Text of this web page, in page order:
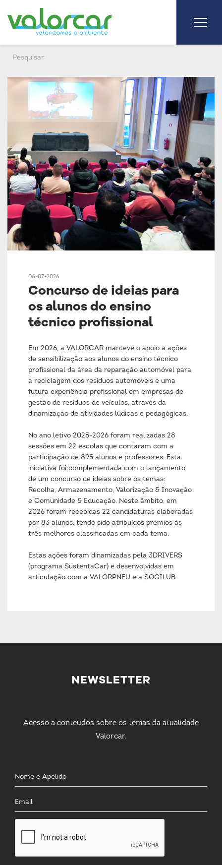
06-07-2026
Concurso de ideias para
os alunos do ensino
técnico profissional
Em 2026, a VALORCAR manteve o apoio a ações
de sensibilização aos alunos do ensino técnico
profissional da área da reparação automóvel para
a reciclagem dos resíduos automóveis e uma
futura experiência profissional em empresas de
gestão de resíduos de veículos, através da
dinamização de atividades lúdicas e pedagógicas.
No ano letivo 2025-2026 foram realizadas 28
sessões em 22 escolas que contaram com a
participação de 895 alunos e professores. Esta
iniciativa foi complementada com o lançamento
de um concurso de ideias sobre os temas:
Recolha, Armazenamento, Valorização & Inovação
e Comunidade & Educação. Neste âmbito, em
2026 foram recebidas 22 candidaturas elaboradas
por 83 alunos, tendo sido atribuídos prémios às
três melhores classificadas em cada tema.
Estas ações foram dinamizadas pela 3DRIVERS
(programa SustentaCar) e desenvolvidas em
articulação com a VALORPNEU e a SOGILUB
NEWSLETTER
Acesso a conteúdos sobre os temas da atualidade
Valorcar.